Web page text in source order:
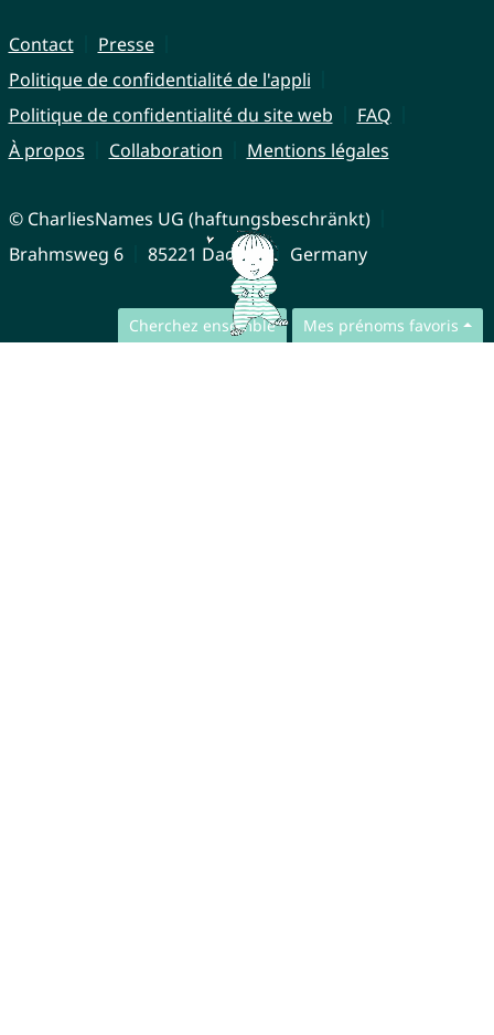
Cherchez ensemble Mes prénoms favoris
Contact
Presse
Politique de confidentialité de l'appli
Politique de confidentialité du site web
FAQ
À propos
Collaboration Mentions légales
© CharliesNames UG (haftungsbeschränkt)
Brahmsweg 6
85221 Dachau Germany